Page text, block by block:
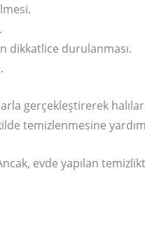
dikkatlice durulanması.
gerçekleştirerek
temizlenmesine
evde yapılan